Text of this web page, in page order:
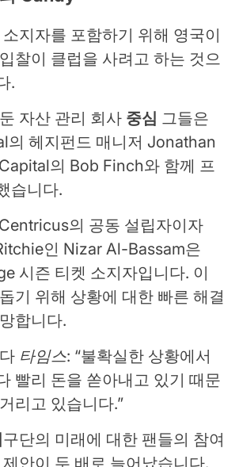
지자를 포함하기 위해 영국이
찰이 클럽을 사려고 하는 것으
.
자산 관리 회사 중심 그들은
의 헤지펀드 매니저 Jonathan
의 Bob Finch와 함께 프
습니다.
의 공동 설립자이자
인 Nizar Al-Bassam은
시즌 티켓 소지자입니다. 이
기 위해 상황에 대한 빠른 해결
합니다.
타임스: “불확실한 상황에서
빨리 돈을 쏟아내고 있기 때문
리고 있습니다.”
구단의 미래에 대한 팬들의 참여